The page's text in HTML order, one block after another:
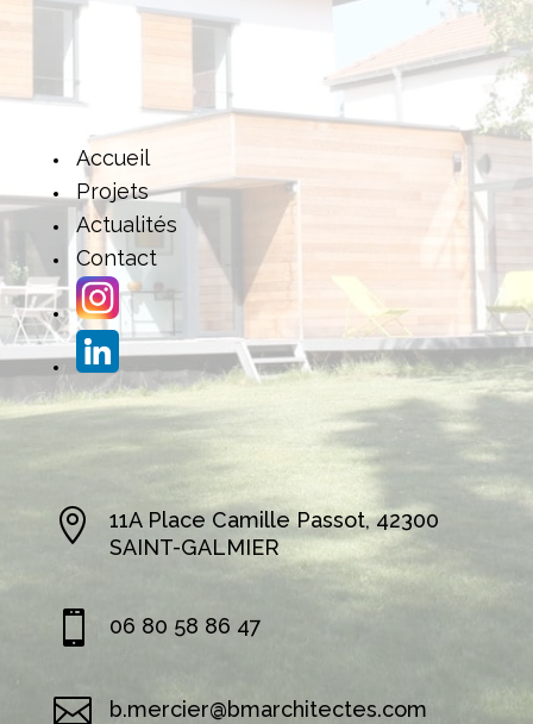
Accueil
Projets
Actualités
Contact

11A Place Camille Passot, 42300
SAINT-GALMIER
 06 80 58 86 47
 b.mercier@bmarchitectes.com